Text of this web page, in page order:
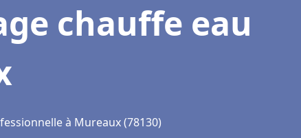
chauffe eau
à Mureaux (78130)